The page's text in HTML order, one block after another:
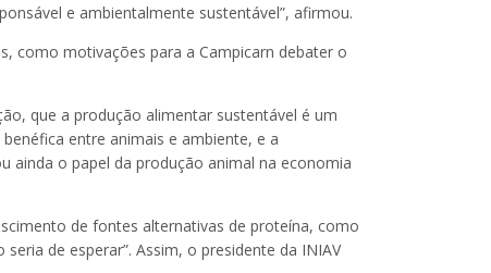
e ambientalmente sustentável”, afirmou.
como motivações para a Campicarn debater o
que a produção alimentar sustentável é um
entre animais e ambiente, e a
ainda o papel da produção animal na economia
de fontes alternativas de proteína, como
de esperar”. Assim, o presidente da INIAV